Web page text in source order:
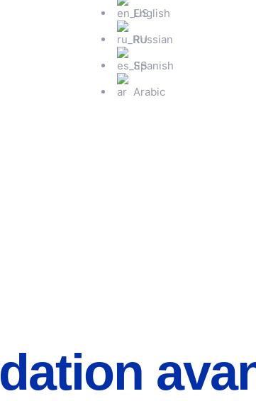
English
Russian
Spanish
Arabic